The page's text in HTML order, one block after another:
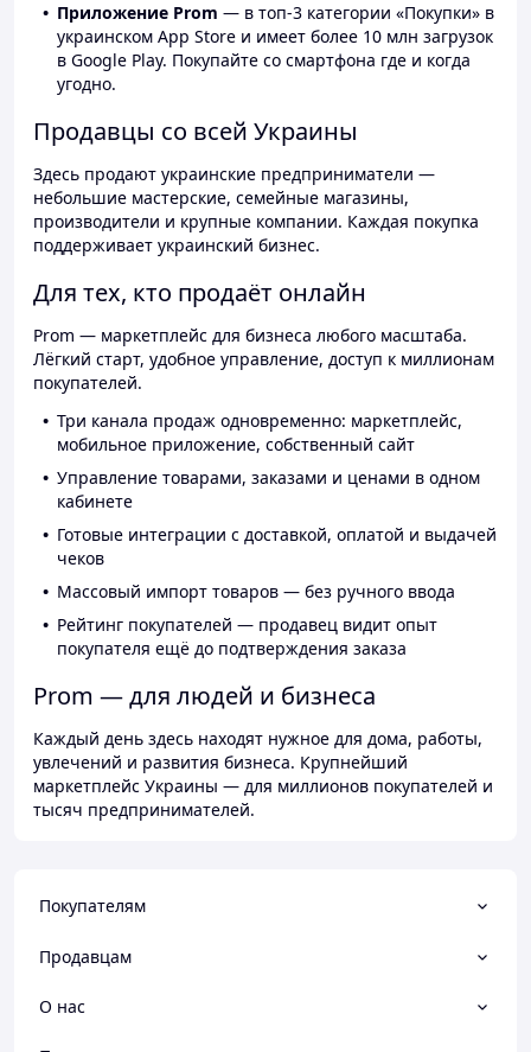
Приложение Prom — в топ-3 категории «Покупки» в
украинском App Store и имеет более 10 млн загрузок
в Google Play. Покупайте со смартфона где и когда
угодно.
Продавцы со всей Украины
Здесь продают украинские предприниматели —
небольшие мастерские, семейные магазины,
производители и крупные компании. Каждая покупка
поддерживает украинский бизнес.
Для тех, кто продаёт онлайн
Prom — маркетплейс для бизнеса любого масштаба.
Лёгкий старт, удобное управление, доступ к миллионам
покупателей.
Три канала продаж одновременно: маркетплейс,
мобильное приложение, собственный сайт
Управление товарами, заказами и ценами в одном
кабинете
Готовые интеграции с доставкой, оплатой и выдачей
чеков
Массовый импорт товаров — без ручного ввода
Рейтинг покупателей — продавец видит опыт
покупателя ещё до подтверждения заказа
Prom — для людей и бизнеса
Каждый день здесь находят нужное для дома, работы,
увлечений и развития бизнеса. Крупнейший
маркетплейс Украины — для миллионов покупателей и
тысяч предпринимателей.
Покупателям
Продавцам
О нас